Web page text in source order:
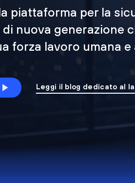
piattaforma per la
nuova generazione
forza lavoro umana e
Leggi il blog dedicato al